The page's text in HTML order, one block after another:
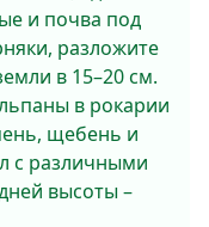
и почва под
разложите
в 15–20 см.
в рокарии
щебень и
с различными
высоты –